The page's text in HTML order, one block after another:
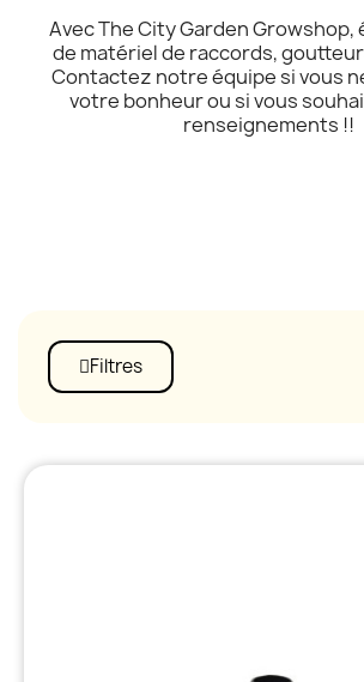
Avec The City Garden
de matériel de raccords,
Contactez notre équipe si vous
votre bonheur ou si vous
renseignements !!
Filtres